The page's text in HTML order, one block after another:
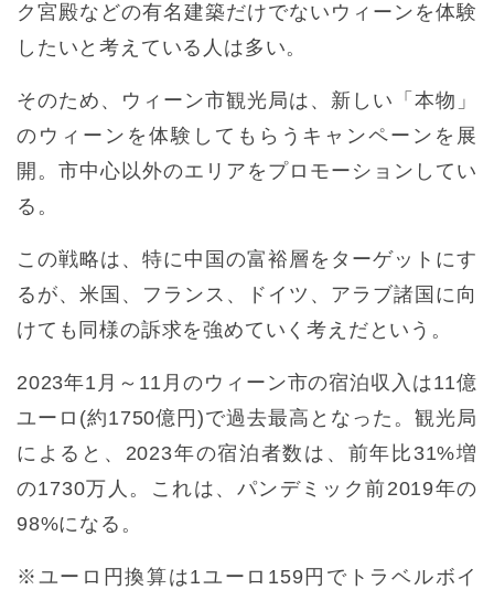
ク宮殿などの有名建築だけでないウィーンを体験
したいと考えている人は多い。
そのため、ウィーン市観光局は、新しい「本物」
のウィーンを体験してもらうキャンペーンを展
開。市中心以外のエリアをプロモーションしてい
る。
この戦略は、特に中国の富裕層をターゲットにす
るが、米国、フランス、ドイツ、アラブ諸国に向
けても同様の訴求を強めていく考えだという。
2023年1月～11月のウィーン市の宿泊収入は11億
ユーロ(約1750億円)で過去最高となった。観光局
によると、2023年の宿泊者数は、前年比31%増
の1730万人。これは、パンデミック前2019年の
98%になる。
※ユーロ円換算は1ユーロ159円でトラベルボイ